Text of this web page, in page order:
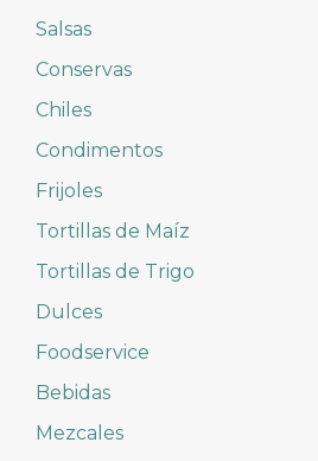
Salsas
Conservas
Chiles
Condimentos
Frijoles
Tortillas de Maíz
Tortillas de Trigo
Dulces
Foodservice
Bebidas
Mezcales